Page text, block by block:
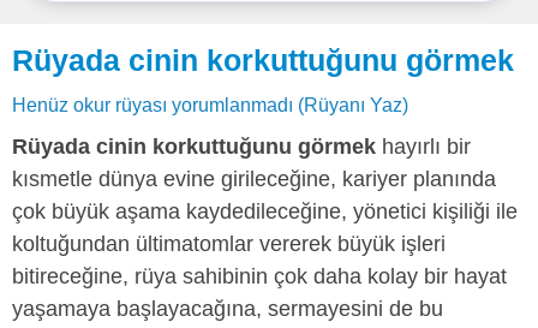
Rüyada cinin korkuttuğunu görmek
Henüz okur rüyası yorumlanmadı (Rüyanı Yaz)
Rüyada cinin korkuttuğunu görmek hayırlı bir
kısmetle dünya evine girileceğine, kariyer planında
çok büyük aşama kaydedileceğine, yönetici kişiliği ile
koltuğundan ültimatomlar vererek büyük işleri
bitireceğine, rüya sahibinin çok daha kolay bir hayat
yaşamaya başlayacağına, sermayesini de bu